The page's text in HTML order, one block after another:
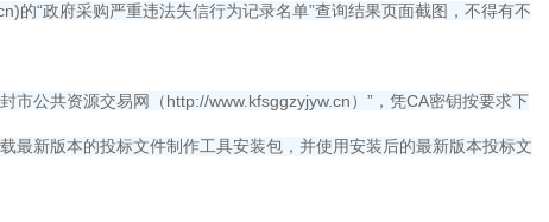
的“政府采购严重违法失信行为记录名单”查询结果页面截图，不得有不
公共资源交易网（http://www.kfsggzyjyw.cn）”，凭CA密钥按要求下
最新版本的投标文件制作工具安装包，并使用安装后的最新版本投标文